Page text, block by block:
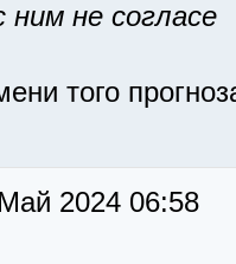
не согласе
того
2024 06:58